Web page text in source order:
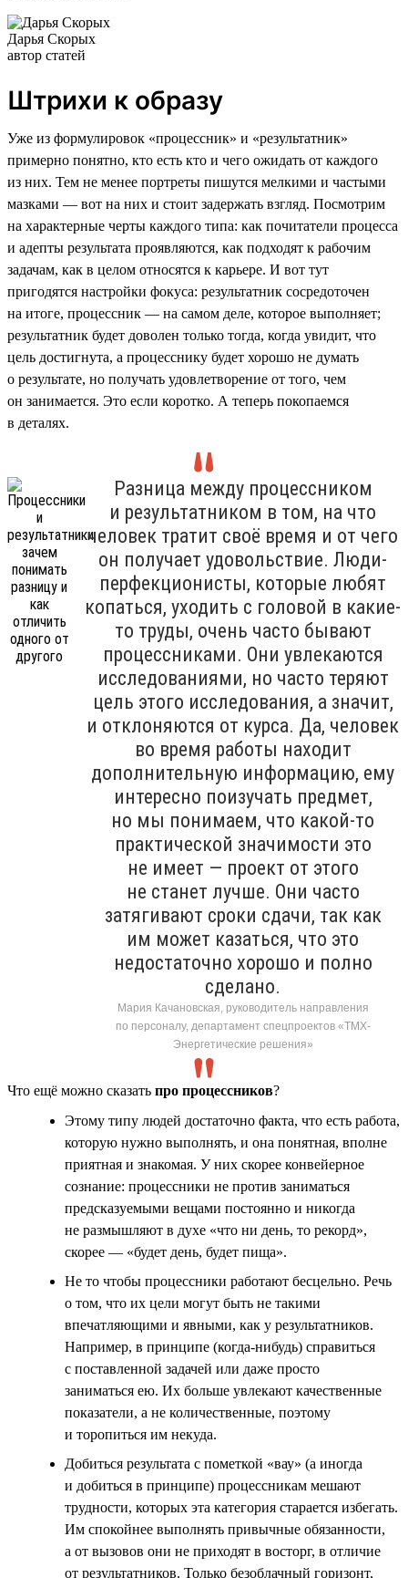
Дарья Скорых
автор статей
Штрихи к образу
Уже из формулировок «процессник» и «результатник»
примерно понятно, кто есть кто и чего ожидать от каждого
из них. Тем не менее портреты пишутся мелкими и частыми
мазками — вот на них и стоит задержать взгляд. Посмотрим
на характерные черты каждого типа: как почитатели процесса
и адепты результата проявляются, как подходят к рабочим
задачам, как в целом относятся к карьере. И вот тут
пригодятся настройки фокуса: результатник сосредоточен
на итоге, процессник — на самом деле, которое выполняет;
результатник будет доволен только тогда, когда увидит, что
цель достигнута, а процесснику будет хорошо не думать
о результате, но получать удовлетворение от того, чем
он занимается. Это если коротко. А теперь покопаемся
в деталях.
Разница между процессником
и результатником в том, на что
человек тратит своё время и от чего
он получает удовольствие. Люди-
перфекционисты, которые любят
копаться, уходить с головой в какие-
то труды, очень часто бывают
процессниками. Они увлекаются
исследованиями, но часто теряют
цель этого исследования, а значит,
и отклоняются от курса. Да, человек
во время работы находит
дополнительную информацию, ему
интересно поизучать предмет,
но мы понимаем, что какой-то
практической значимости это
не имеет — проект от этого
не станет лучше. Они часто
затягивают сроки сдачи, так как
им может казаться, что это
недостаточно хорошо и полно
сделано.
Мария Качановская, руководитель направления
по персоналу, департамент спецпроектов «ТМХ-
Энергетические решения»
Что ещё можно сказать про процессников?
Этому типу людей достаточно факта, что есть работа,
которую нужно выполнять, и она понятная, вполне
приятная и знакомая. У них скорее конвейерное
сознание: процессники не против заниматься
предсказуемыми вещами постоянно и никогда
не размышляют в духе «что ни день, то рекорд»,
скорее — «будет день, будет пища».
Не то чтобы процессники работают бесцельно. Речь
о том, что их цели могут быть не такими
впечатляющими и явными, как у результатников.
Например, в принципе (когда-нибудь) справиться
с поставленной задачей или даже просто
заниматься ею. Их больше увлекают качественные
показатели, а не количественные, поэтому
и торопиться им некуда.
Добиться результата с пометкой «вау» (а иногда
и добиться в принципе) процессникам мешают
трудности, которых эта категория старается избегать.
Им спокойнее выполнять привычные обязанности,
а от вызовов они не приходят в восторг, в отличие
от результатников. Только безоблачный горизонт,